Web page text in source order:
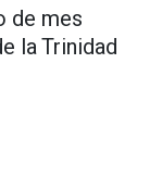
de mes
la Trinidad